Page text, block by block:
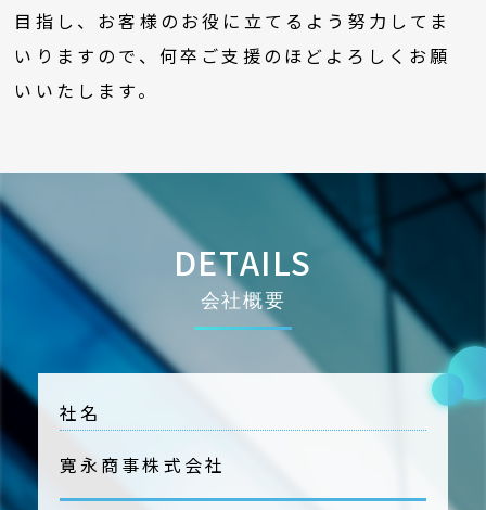
目指し、お客様のお役に立てるよう努力してま
いりますので、何卒ご支援のほどよろしくお願
いいたします。
DETAILS
会社概要
社名
寛永商事株式会社